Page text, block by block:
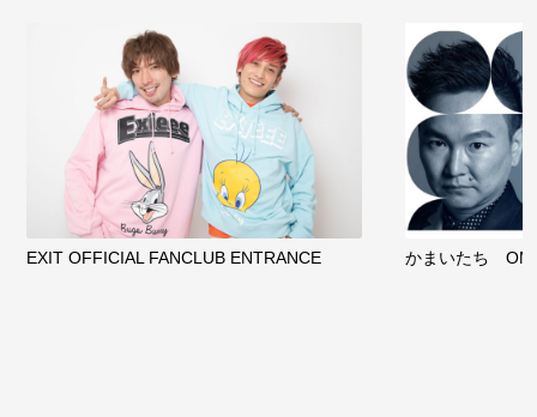
EXIT OFFICIAL FANCLUB ENTRANCE かまいたち